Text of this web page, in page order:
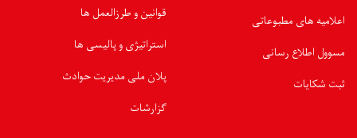
اعلامیه های مطبوعاتی
مسوول اطلاع رسانی
ثبت شکایات
قوانین و طرزالعمل ها
استراتیژی و پالیسی ها
پلان ملی مدیریت حوادث
گزارشات